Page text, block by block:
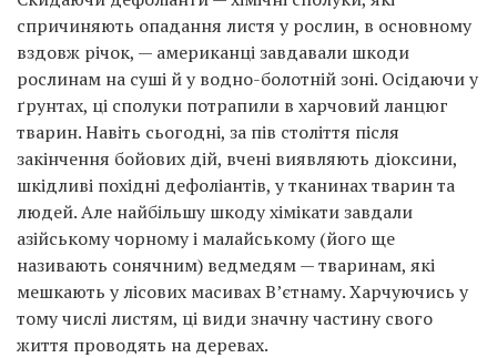
спричиняють опадання листя у рослин, в основному
вздовж річок, — американці завдавали шкоди
рослинам на суші й у водно-болотній зоні. Осідаючи у
ґрунтах, ці сполуки потрапили в харчовий ланцюг
тварин. Навіть сьогодні, за пів століття після
закінчення бойових дій, вчені виявляють діоксини,
шкідливі похідні дефоліантів, у тканинах тварин та
людей. Але найбільшу шкоду хімікати завдали
азійському чорному і малайському (його ще
називають сонячним) ведмедям — тваринам, які
мешкають у лісових масивах В’єтнаму. Харчуючись у
тому числі листям, ці види значну частину свого
життя проводять на деревах.